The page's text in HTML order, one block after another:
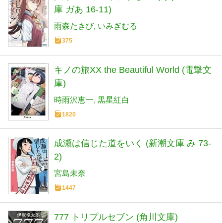
庫 ガあ 16-11)
雨森たきび いみぎむる
375
キノの旅XX the Beautiful World (電撃文
庫)
時雨沢恵一 黒星紅白
1820
成瀬は信じた道をいく (新潮文庫 み 73-
2)
宮島未奈
1447
777 トリプルセブン (角川文庫)